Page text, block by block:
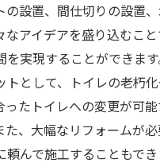
の設置、間仕切りの設置
なアイデアを盛り込むこ
を実現することができま
トとして、トイレの老朽
ったトイレへの変更が可
、大幅なリフォームが必
頼んで施工することもでき